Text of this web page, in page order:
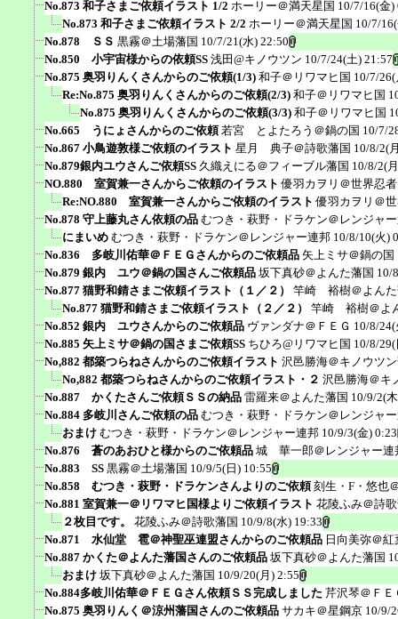
No.873 和子さまご依頼イラスト 1/2 ホーリー＠満天星国 10/7/16(金)
No.873 和子さまご依頼イラスト 2/2 ホーリー＠満天星国 10/7/
No.878 ＳＳ 黒霧＠土場藩国 10/7/21(水) 22:50
No.850 小宇宙様からの依頼SS 浅田@キノウツン 10/7/24(土) 21:57
No.875 奥羽りんくさんからのご依頼(1/3) 和子＠リワマヒ国 10/7/
Re:No.875 奥羽りんくさんからのご依頼(2/3) 和子＠リワマヒ国
No.875 奥羽りんくさんからのご依頼(3/3) 和子＠リワマヒ国
No.665 うにょさんからのご依頼 若宮 とよたろう＠鍋の国 10/7/
No.867 小鳥遊敦様ご依頼のイラスト 星月 典子＠詩歌藩国 10/8/2(
No.879銀内ユウさんご依頼SS 久織えにる＠フィーブル藩国 10/8/2(
NO.880 室賀兼一さんからご依頼のイラスト 優羽カヲリ＠世界忍
Re:NO.880 室賀兼一さんからご依頼のイラスト 優羽カヲリ＠
No.878 守上藤丸さん依頼の品 むつき・萩野・ドラケン＠レンジャ
にまいめ むつき・萩野・ドラケン＠レンジャー連邦 10/8/10(火)
No.836 多岐川佑華＠ＦＥＧさんからのご依頼品 矢上ミサ＠鍋の国
No.879 銀内 ユウ＠鍋の国さんご依頼品 坂下真砂＠よんた藩国 10/
No.877 猫野和錆さまご依頼イラスト（１／２）
竿崎 裕樹＠よんた
No.877 猫野和錆さまご依頼イラスト（２／２）
竿崎 裕樹＠よ
No.852 銀内 ユウさんからのご依頼品 ヴァンダナ＠ＦＥＧ 10/8/
No.885 矢上ミサ＠鍋の国さまご依頼SS ちひろ@リワマヒ国 10/8/
No,882 都築つらねさんからのご依頼イラスト 沢邑勝海＠キノウツ
No,882 都築つらねさんからのご依頼イラスト・２ 沢邑勝海＠キ
No.887 かくたさんご依頼ＳＳの納品 雷羅来＠よんた藩国 10/9/2(
No.884 多岐川さんご依頼の品 むつき・萩野・ドラケン＠レンジャ
おまけ むつき・萩野・ドラケン＠レンジャー連邦 10/9/3(金) 0:23
No.876 蒼のあおひと様からのご依頼品 城 華一郎＠レンジャー連
No.883 SS 黒霧＠土場藩国 10/9/5(日) 10:55
No.858 むつき・萩野・ドラケンさんよりのご依頼 刻生・F・悠也
No.881 室賀兼一＠リワマヒ国様よりご依頼イラスト 花陵ふみ＠詩
２枚目です。
花陵ふみ＠詩歌藩国 10/9/8(水) 19:33
No.871 水仙堂 雹＠神聖巫連盟さんからのご依頼品 日向美弥＠紅
No.887 かくた＠よんた藩国さんのご依頼品 坂下真砂＠よんた藩国
おまけ 坂下真砂＠よんた藩国 10/9/20(月) 2:55
No.884多岐川佑華＠ＦＥＧさん依頼ＳＳ完成しました 芹沢琴＠ＦＥ
No.875 奥羽りんく＠涼州藩国さんのご依頼品 サカキ＠星鋼京 10/9/